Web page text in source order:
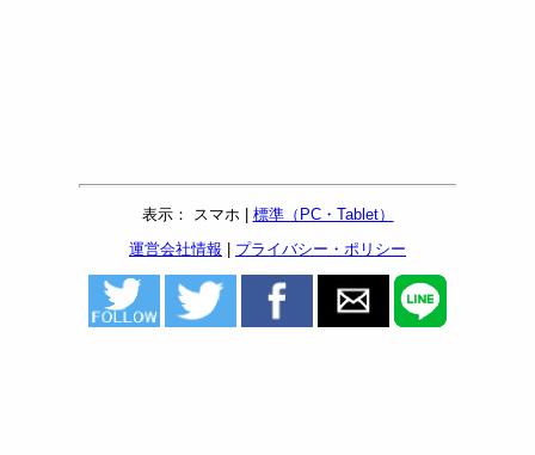
表示： スマホ | 標準（PC・Tablet）
運営会社情報
プライバシー・ポリシー